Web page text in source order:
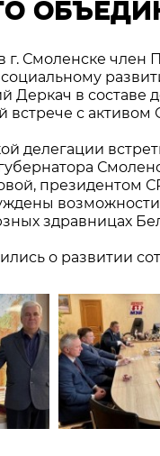
г. Смоленске
социальному
Деркач в составе
встрече с
делегации
возможности
здравницах
о развитии